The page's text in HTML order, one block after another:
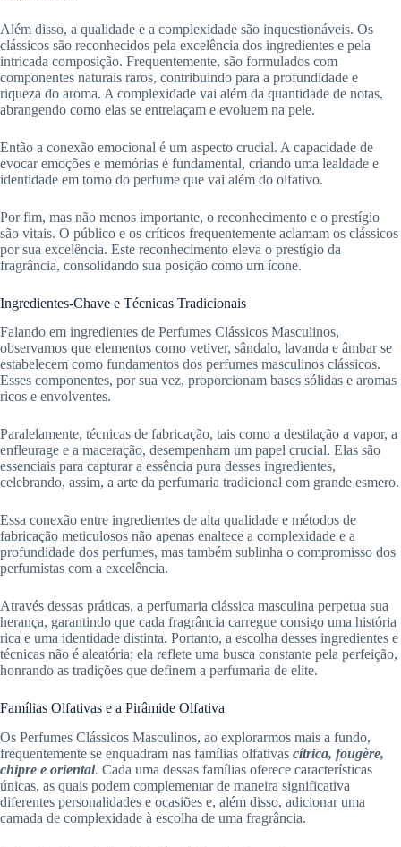
Além disso, a qualidade e a complexidade são inquestionáveis. Os
clássicos são reconhecidos pela excelência dos ingredientes e pela
intricada composição. Frequentemente, são formulados com
componentes naturais raros, contribuindo para a profundidade e
riqueza do aroma. A complexidade vai além da quantidade de notas,
abrangendo como elas se entrelaçam e evoluem na pele.
Então a conexão emocional é um aspecto crucial. A capacidade de
evocar emoções e memórias é fundamental, criando uma lealdade e
identidade em torno do perfume que vai além do olfativo.
Por fim, mas não menos importante, o reconhecimento e o prestígio
são vitais. O público e os críticos frequentemente aclamam os clássicos
por sua excelência. Este reconhecimento eleva o prestígio da
fragrância, consolidando sua posição como um ícone.
Ingredientes-Chave e Técnicas Tradicionais
Falando em ingredientes de Perfumes Clássicos Masculinos,
observamos que elementos como vetiver, sândalo, lavanda e âmbar se
estabelecem como fundamentos dos perfumes masculinos clássicos.
Esses componentes, por sua vez, proporcionam bases sólidas e aromas
ricos e envolventes.
Paralelamente, técnicas de fabricação, tais como a destilação a vapor, a
enfleurage e a maceração, desempenham um papel crucial. Elas são
essenciais para capturar a essência pura desses ingredientes,
celebrando, assim, a arte da perfumaria tradicional com grande esmero.
Essa conexão entre ingredientes de alta qualidade e métodos de
fabricação meticulosos não apenas enaltece a complexidade e a
profundidade dos perfumes, mas também sublinha o compromisso dos
perfumistas com a excelência.
Através dessas práticas, a perfumaria clássica masculina perpetua sua
herança, garantindo que cada fragrância carregue consigo uma história
rica e uma identidade distinta. Portanto, a escolha desses ingredientes e
técnicas não é aleatória; ela reflete uma busca constante pela perfeição,
honrando as tradições que definem a perfumaria de elite.
Famílias Olfativas e a Pirâmide Olfativa
Os Perfumes Clássicos Masculinos, ao explorarmos mais a fundo,
frequentemente se enquadram nas famílias olfativas cítrica, fougère,
chipre e oriental. Cada uma dessas famílias oferece características
únicas, as quais podem complementar de maneira significativa
diferentes personalidades e ocasiões e, além disso, adicionar uma
camada de complexidade à escolha de uma fragrância.